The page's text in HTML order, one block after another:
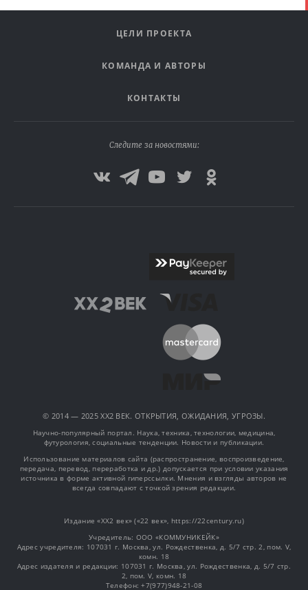
ЦЕЛИ ПРОЕКТА
КОМАНДА И АВТОРЫ
КОНТАКТЫ
Следите за новостями:
© 2014 — 2025 XX2 ВЕК. ОТКРЫТИЯ, ОЖИДАНИЯ, УГРОЗЫ.
Научно-популярный портал. Наука, техника, технологии, медицина,
футурология, социальные тенденции. Новости и публикации.
Использование материалов сайта (распространение, воспроизведение,
передача, перевод, переработка и др.) допускается при условии указания
источника в форме активной гиперссылки. Мнения и взгляды авторов не
всегда совпадают с точкой зрения редакции.
Издание «XX2 век» («22 век», https://22century.ru)
Учредитель: OOO «КОММУНИКЕЙК»
Адрес учредителя: 107031 г. Москва, ул. Рождественка, д. 5/7 стр. 2, пом. V,
комн. 18
Адрес издателя и редакции: 107031 г. Москва, ул. Рождественка, д. 5/7 стр.
2, пом. V, комн. 18
Телефон: +7(977)948-21-08